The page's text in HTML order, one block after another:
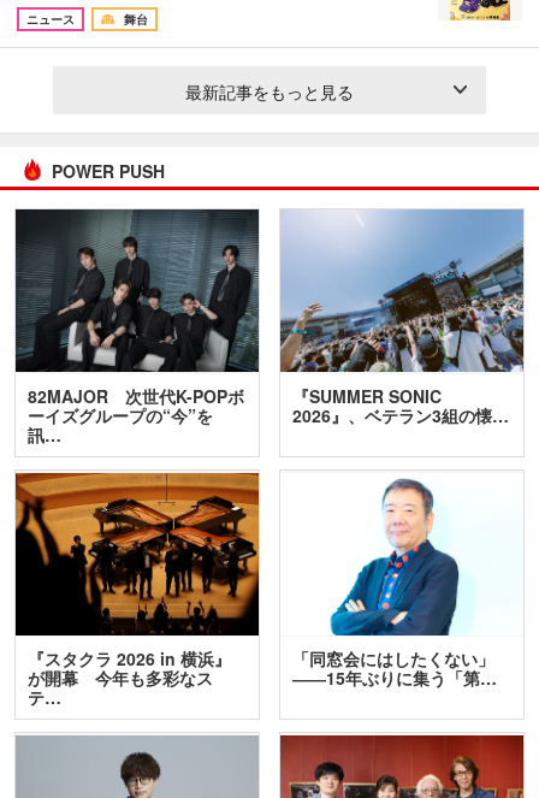
ニュース
舞台
最新記事をもっと見る
POWER PUSH
82MAJOR 次世代K-POPボ
ーイズグループの“今”を
訊…
『SUMMER SONIC
2026』、ベテラン3組の懐…
『スタクラ 2026 in 横浜』
が開幕 今年も多彩なス
テ…
「同窓会にはしたくない」
――15年ぶりに集う「第…